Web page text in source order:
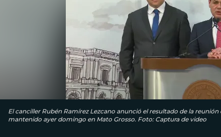
El canciller Rubén Ramírez Lezcano anunció el resultado de la
mantenido ayer domingo en Mato Grosso. Foto: Captura de video